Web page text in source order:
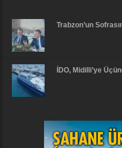
Trabzon’un
İDO, Midilli’ye